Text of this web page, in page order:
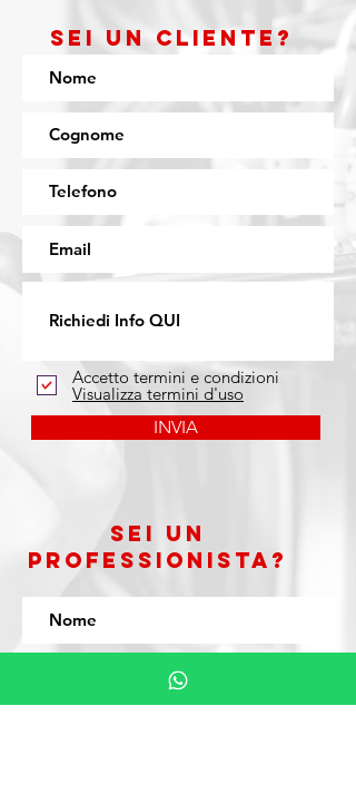
Sei un cliente?
Accetto termini e condizioni
Visualizza termini d'uso
INVIA
Sei un
PROFESSIONISTA?